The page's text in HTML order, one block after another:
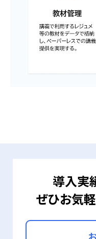
導入実
ぜひお気